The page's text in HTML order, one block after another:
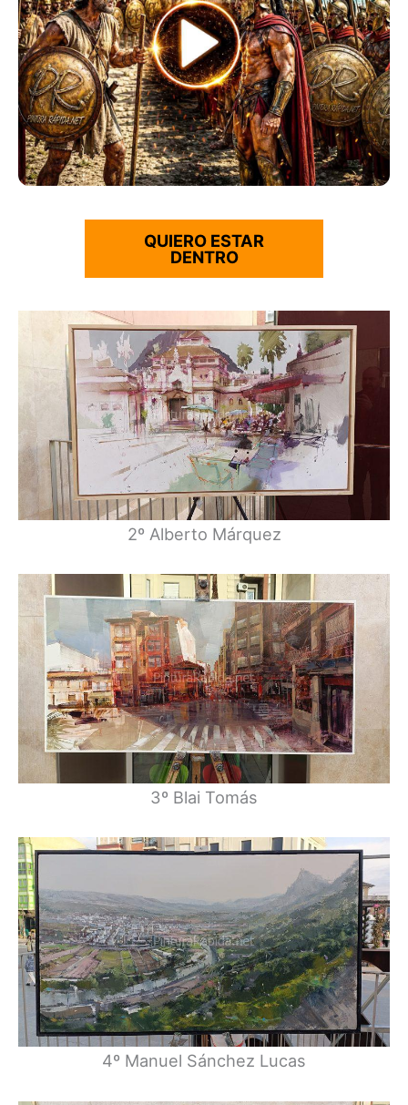
QUIERO ESTAR
DENTRO
2º Alberto Márquez
3º Blai Tomás
4º Manuel Sánchez Lucas